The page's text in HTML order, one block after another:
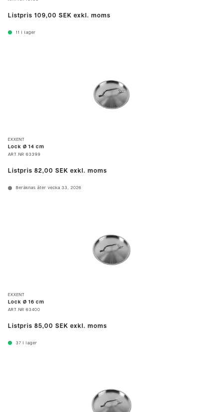
Listpris 109,00 SEK exkl. moms
11 I lager
EXXENT
Lock Ø 14 cm
ART.NR 63399
Listpris 82,00 SEK exkl. moms
Beräknas åter vecka 33, 2026
EXXENT
Lock Ø 16 cm
ART.NR 63400
Listpris 85,00 SEK exkl. moms
37 I lager